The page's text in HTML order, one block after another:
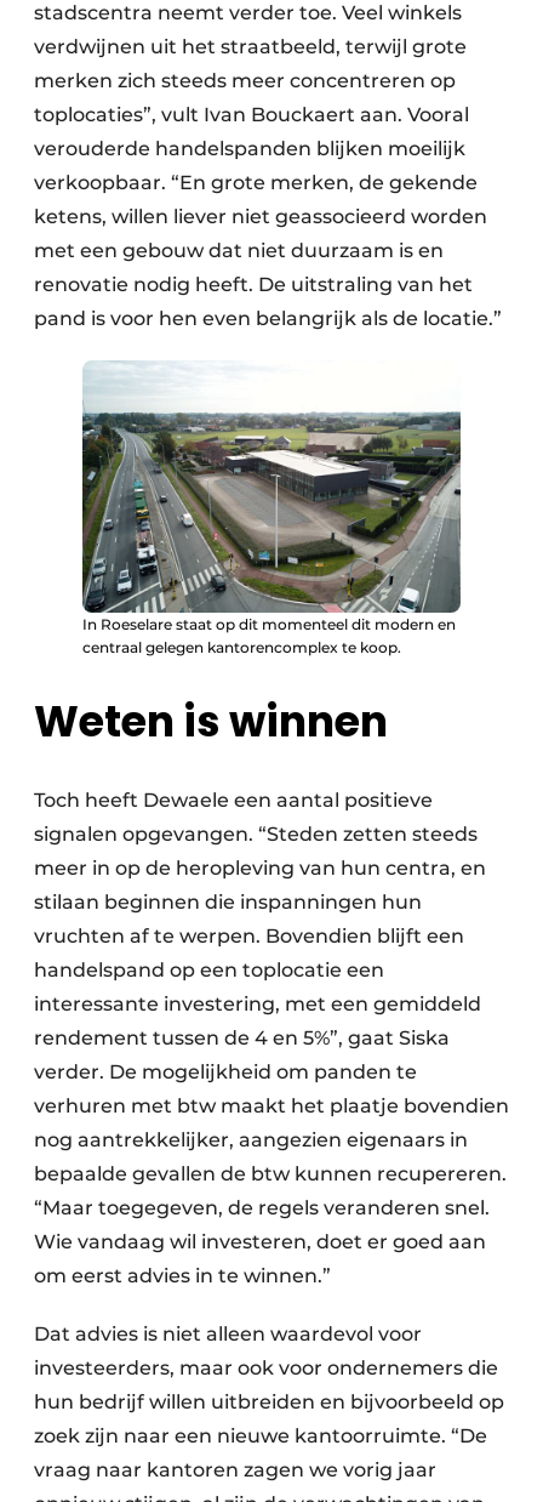
stadscentra neemt verder toe. Veel winkels
verdwijnen uit het straatbeeld, terwijl grote
merken zich steeds meer concentreren op
toplocaties”, vult Ivan Bouckaert aan. Vooral
verouderde handelspanden blijken moeilijk
verkoopbaar. “En grote merken, de gekende
ketens, willen liever niet geassocieerd worden
met een gebouw dat niet duurzaam is en
renovatie nodig heeft. De uitstraling van het
pand is voor hen even belangrijk als de locatie.”
In Roeselare staat op dit momenteel dit modern en
centraal gelegen kantorencomplex te koop.
Weten is winnen
Toch heeft Dewaele een aantal positieve
signalen opgevangen. “Steden zetten steeds
meer in op de heropleving van hun centra, en
stilaan beginnen die inspanningen hun
vruchten af te werpen. Bovendien blijft een
handelspand op een toplocatie een
interessante investering, met een gemiddeld
rendement tussen de 4 en 5%”, gaat Siska
verder. De mogelijkheid om panden te
verhuren met btw maakt het plaatje bovendien
nog aantrekkelijker, aangezien eigenaars in
bepaalde gevallen de btw kunnen recupereren.
“Maar toegegeven, de regels veranderen snel.
Wie vandaag wil investeren, doet er goed aan
om eerst advies in te winnen.”
Dat advies is niet alleen waardevol voor
investeerders, maar ook voor ondernemers die
hun bedrijf willen uitbreiden en bijvoorbeeld op
zoek zijn naar een nieuwe kantoorruimte. “De
vraag naar kantoren zagen we vorig jaar